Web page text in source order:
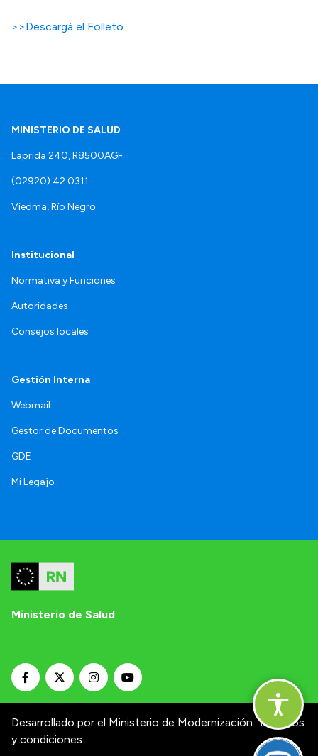
>>Descargá el Folleto
MINISTERIO DE SALUD
Laprida 240, R8500AGF.
(02920) 42 0311.
Viedma, Río Negro.
Institucional
Normativa y Funciones
Autoridades
Consejos locales
Gestión Interna
Webmail
Gestor de Documentos
GDE
Mi Legajo
Ministerio de Salud
Desarrollado por el Ministerio de Modernización. Términos
y condiciones